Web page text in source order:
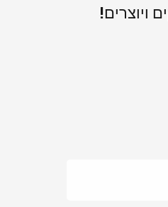
ויוצרים!